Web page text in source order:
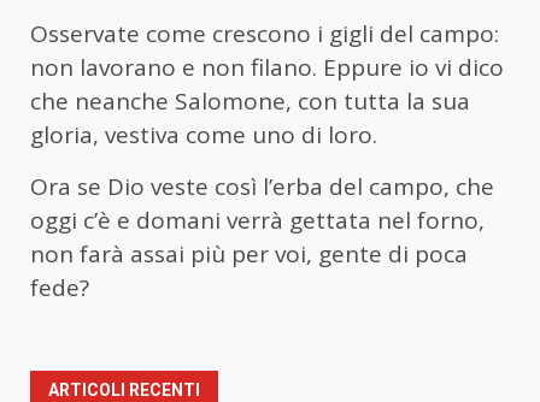
Osservate come crescono i gigli del campo:
non lavorano e non filano. Eppure io vi dico
che neanche Salomone, con tutta la sua
gloria, vestiva come uno di loro.
Ora se Dio veste così l’erba del campo, che
oggi c’è e domani verrà gettata nel forno,
non farà assai più per voi, gente di poca
fede?
ARTICOLI RECENTI